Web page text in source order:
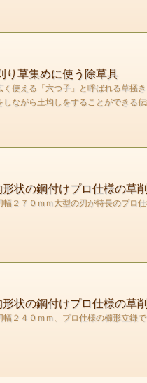
り草集めに使う除草具
使える「六つ子」と呼ばれる草掻
ながら土均しをすることができる伝
状の鋼付けプロ仕様の草
２７０ｍｍ大型の刃が特長のプロ仕
状の鋼付けプロ仕様の草
２４０ｍｍ、プロ仕様の櫛形立鎌で